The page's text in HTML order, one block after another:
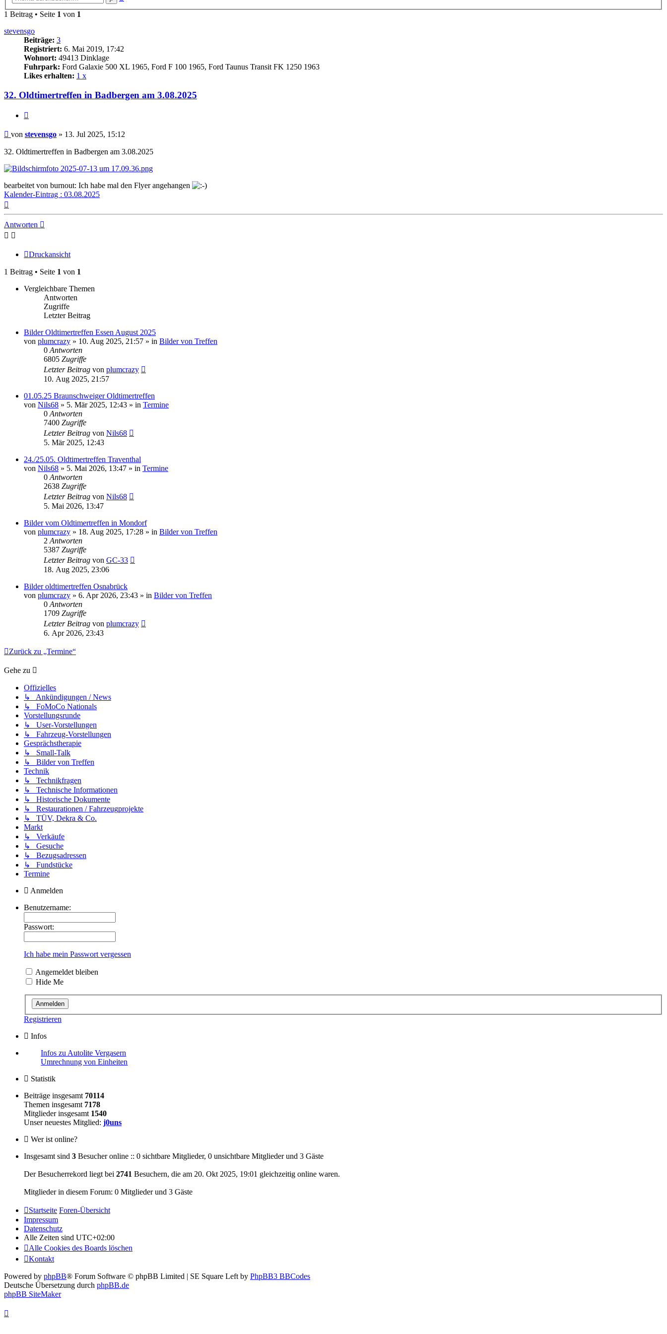
1 Beitrag • Seite 1 von 1
stevensgo
Beiträge: 3
Registriert: 6. Mai 2019, 17:42
Wohnort: 49413 Dinklage
Fuhrpark: Ford Galaxie 500 XL 1965, Ford F 100 1965, Ford Taunus Transit FK 1250 1963
Likes erhalten: 1 x
32. Oldtimertreffen in Badbergen am 3.08.2025
Beitrag
von stevensgo » 13. Jul 2025, 15:12
32. Oldtimertreffen in Badbergen am 3.08.2025
bearbeitet von burnout: Ich habe mal den Flyer angehangen
Kalender-Eintrag : 03.08.2025
Antworten
Druckansicht
1 Beitrag • Seite 1 von 1
Vergleichbare Themen
Antworten
Zugriffe
Letzter Beitrag
Bilder Oldtimertreffen Essen August 2025
von plumcrazy » 10. Aug 2025, 21:57 » in Bilder von Treffen
0 Antworten
6805 Zugriffe
Letzter Beitrag von plumcrazy
10. Aug 2025, 21:57
01.05.25 Braunschweiger Oldtimertreffen
von Nils68 » 5. Mär 2025, 12:43 » in Termine
0 Antworten
7400 Zugriffe
Letzter Beitrag von Nils68
5. Mär 2025, 12:43
24./25.05. Oldtimertreffen Traventhal
von Nils68 » 5. Mai 2026, 13:47 » in Termine
0 Antworten
2638 Zugriffe
Letzter Beitrag von Nils68
5. Mai 2026, 13:47
Bilder vom Oldtimertreffen in Mondorf
von plumcrazy » 18. Aug 2025, 17:28 » in Bilder von Treffen
2 Antworten
5387 Zugriffe
Letzter Beitrag von GC-33
18. Aug 2025, 23:06
Bilder oldtimertreffen Osnabrück
von plumcrazy » 6. Apr 2026, 23:43 » in Bilder von Treffen
0 Antworten
1709 Zugriffe
Letzter Beitrag von plumcrazy
6. Apr 2026, 23:43
Zurück zu „Termine“
Gehe zu
Offizielles
↳ Ankündigungen / News
↳ FoMoCo Nationals
Vorstellungsrunde
↳ User-Vorstellungen
↳ Fahrzeug-Vorstellungen
Gesprächstherapie
↳ Small-Talk
↳ Bilder von Treffen
Technik
↳ Technikfragen
↳ Technische Informationen
↳ Historische Dokumente
↳ Restaurationen / Fahrzeugprojekte
↳ TÜV, Dekra & Co.
Markt
↳ Verkäufe
↳ Gesuche
↳ Bezugsadressen
↳ Fundstücke
Termine
Anmelden
Benutzername:
Passwort:
Ich habe mein Passwort vergessen
Angemeldet bleiben
Hide Me
Registrieren
Infos
Infos zu Autolite Vergasern
Umrechnung von Einheiten
Statistik
Beiträge insgesamt 70114
Themen insgesamt 7178
Mitglieder insgesamt 1540
Unser neuestes Mitglied: j0uns
Wer ist online?
Insgesamt sind 3 Besucher online :: 0 sichtbare Mitglieder, 0 unsichtbare Mitglieder und 3 Gäste
Der Besucherrekord liegt bei 2741 Besuchern, die am 20. Okt 2025, 19:01 gleichzeitig online waren.
Mitglieder in diesem Forum: 0 Mitglieder und 3 Gäste
Startseite Foren-Übersicht
Impressum
Datenschutz
Alle Zeiten sind UTC+02:00
Alle Cookies des Boards löschen
Kontakt
Powered by phpBB® Forum Software © phpBB Limited | SE Square Left by PhpBB3 BBCodes
Deutsche Übersetzung durch phpBB.de
phpBB SiteMaker